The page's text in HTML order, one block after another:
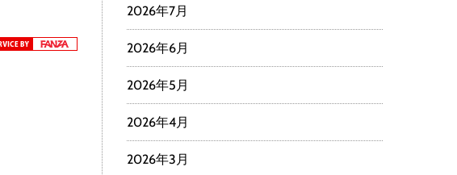
2026年7月
2026年6月
2026年5月
2026年4月
2026年3月